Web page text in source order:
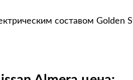
составом Golden